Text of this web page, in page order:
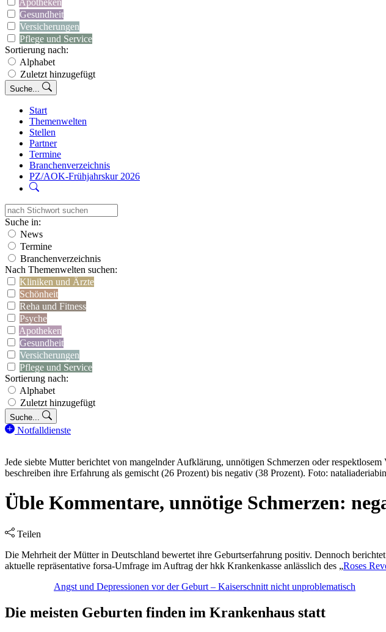
Apotheken
Gesundheit
Versicherungen
Pflege und Service
Sortierung nach:
Alphabet
Zuletzt hinzugefügt
Suche...
Start
Themenwelten
Stellen
Partner
Termine
Branchenverzeichnis
PZ/AOK-Frühjahrskur 2026
Suche in:
News
Termine
Branchenverzeichnis
Nach Themenwelten suchen:
Kliniken und Ärzte
Schönheit
Reha und Fitness
Psyche
Apotheken
Gesundheit
Versicherungen
Pflege und Service
Sortierung nach:
Alphabet
Zuletzt hinzugefügt
Suche...
Notfalldienste
Jede siebte Mutter berichtet von mangelnder Aufklärung, unnötigen Schmerzen oder
beschreiben ihre Erfahrung als gemischt (26 Prozent) bis negativ (38 Prozent). Foto:
Üble Kommentare, unnötige Schmerzen:
Teilen
Die Mehrheit der Mütter in Deutschland bewertet ihre Geburtserfahrung positiv. Dennoch
aktuelle repräsentative forsa-Umfrage im Auftrag der hkk Krankenkasse anlässlich des „Roses
Angst und Depressionen vor der Geburt – Kaiserschnitt nicht unproblematisch
Die meisten Geburten finden im Krankenhaus statt